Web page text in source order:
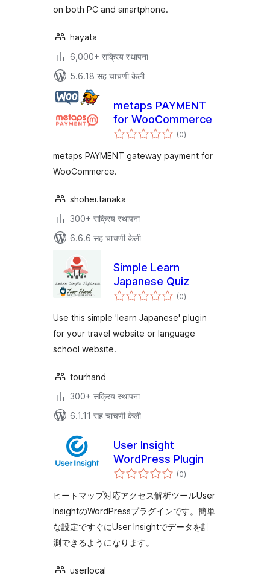
on both PC and smartphone.
hayata
6,000+ सक्रिय स्थापना
5.6.18 सह चाचणी केली
metaps PAYMENT
for WooCommerce
(0एकूण
मूल्यांकन
)
metaps PAYMENT gateway payment for
WooCommerce.
shohei.tanaka
300+ सक्रिय स्थापना
6.6.6 सह चाचणी केली
Simple Learn
Japanese Quiz
(0एकूण
मूल्यांकन
)
Use this simple 'learn Japanese' plugin
for your travel website or language
school website.
tourhand
300+ सक्रिय स्थापना
6.1.11 सह चाचणी केली
User Insight
WordPress Plugin
(0एकूण
मूल्यांकन
)
ヒートマップ対応アクセス解析ツールUser
InsightのWordPressプラグインです。簡単
な設定ですぐにUser Insightでデータを計
測できるようになります。
userlocal